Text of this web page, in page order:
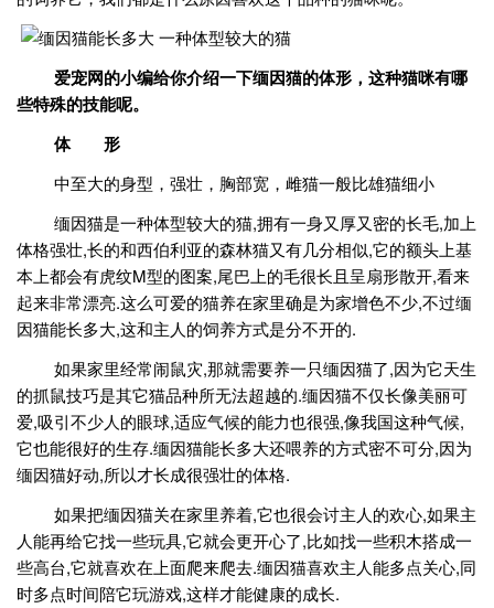
爱宠网的小编给你介绍一下缅因猫的体形，这种猫咪有哪
些特殊的技能呢。
体 形
中至大的身型，强壮，胸部宽，雌猫一般比雄猫细小
缅因猫是一种体型较大的猫,拥有一身又厚又密的长毛,加上
体格强壮,长的和西伯利亚的森林猫又有几分相似,它的额头上基
本上都会有虎纹M型的图案,尾巴上的毛很长且呈扇形散开,看来
起来非常漂亮.这么可爱的猫养在家里确是为家增色不少,不过缅
因猫能长多大,这和主人的饲养方式是分不开的.
如果家里经常闹鼠灾,那就需要养一只缅因猫了,因为它天生
的抓鼠技巧是其它猫品种所无法超越的.缅因猫不仅长像美丽可
爱,吸引不少人的眼球,适应气候的能力也很强,像我国这种气候,
它也能很好的生存.缅因猫能长多大还喂养的方式密不可分,因为
缅因猫好动,所以才长成很强壮的体格.
如果把缅因猫关在家里养着,它也很会讨主人的欢心,如果主
人能再给它找一些玩具,它就会更开心了,比如找一些积木搭成一
些高台,它就喜欢在上面爬来爬去.缅因猫喜欢主人能多点关心,同
时多点时间陪它玩游戏,这样才能健康的成长.